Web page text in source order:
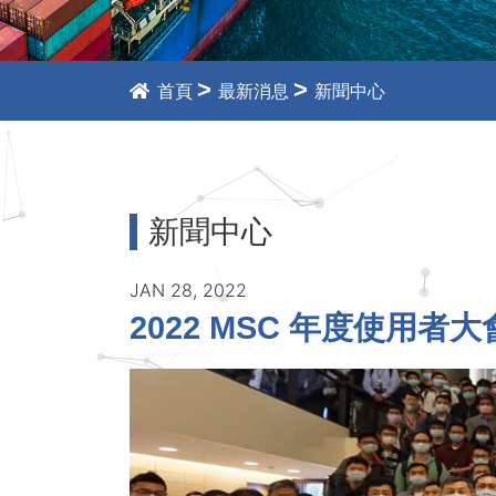
首頁 > 最新消息 > 新聞中心
新聞中心
JAN 28, 2022
2022 MSC 年度使用者大